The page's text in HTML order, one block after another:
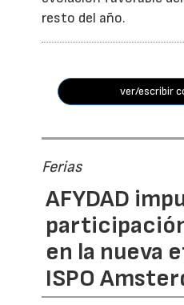
resto del año.
ver/escribir
Ferias
AFYDAD
en la nueva
ISPO